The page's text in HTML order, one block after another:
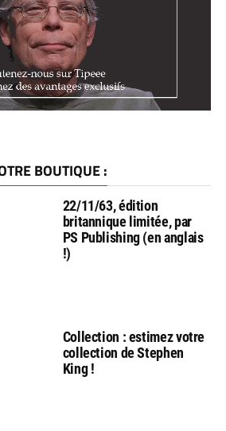
BOUTIQUE :
22/11/63, édition
britannique limitée, par
PS Publishing (en anglais
!)
Collection : estimez votre
collection de Stephen
King !